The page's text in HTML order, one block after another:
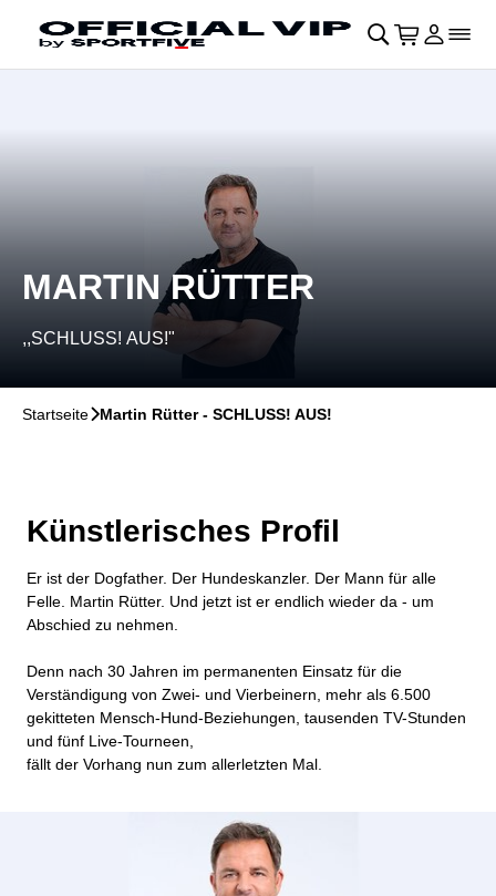
Navigation überspringen􀄫
􀊫 􀍩 Login
􀉩􀌇
MARTIN RÜTTER
,,SCHLUSS! AUS!"
Startseite􀆊Martin Rütter - SCHLUSS! AUS!
Künstlerisches Profil
Er ist der Dogfather. Der Hundeskanzler. Der Mann für alle
Felle. Martin Rütter. Und jetzt ist er endlich wieder da - um
Abschied zu nehmen.
Denn nach 30 Jahren im permanenten Einsatz für die
Verständigung von Zwei- und Vierbeinern, mehr als 6.500
gekitteten Mensch-Hund-Beziehungen, tausenden TV-Stunden
und fünf Live-Tourneen,
fällt der Vorhang nun zum allerletzten Mal.